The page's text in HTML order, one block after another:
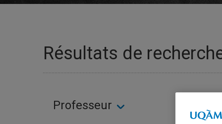
Résultats de
Professeur